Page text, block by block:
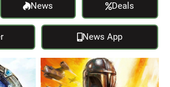
News Deals
News App